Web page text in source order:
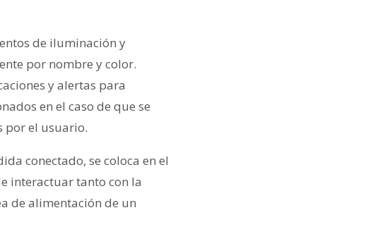
de iluminación y
por nombre y color.
y alertas para
en el caso de que se
por el usuario.
conectado, se coloca en el
interactuar tanto con la
de alimentación de un